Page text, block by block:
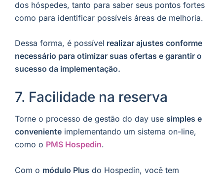
dos hóspedes, tanto para saber seus pontos fortes
como para identificar possíveis áreas de melhoria.
Dessa forma, é possível realizar ajustes conforme
necessário para otimizar suas ofertas e garantir o
sucesso da implementação.
7. Facilidade na reserva
Torne o processo de gestão do day use simples e
conveniente implementando um sistema on-line,
como o PMS Hospedin.
Com o módulo Plus do Hospedin, você tem